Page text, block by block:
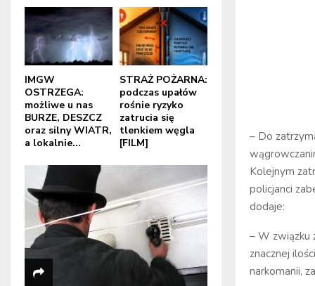
– Do
Kolejnym
policjanci
dodaje:
– W związku
znacznej
narkomanii,
IMGW
OSTRZEGA:
możliwe u nas
BURZE, DESZCZ
oraz silny WIATR,
a lokalnie...
STRAŻ POŻARNA:
podczas upałów
rośnie ryzyko
zatrucia się
tlenkiem węgla
[FILM]